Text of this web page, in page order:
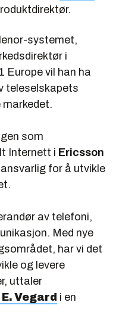
systemet,
i
Europe vil han ha
teleselskapets
markedet.
som
Internett i Ericsson
for å utvikle
av telefoni,
Med nye
har vi det
og levere
uttaler
E. Vegard i en